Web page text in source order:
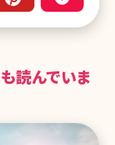
読んでいま